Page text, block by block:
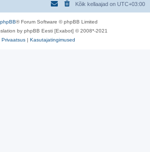
Kõik kellaajad on UTC+03:00
phpBB® Forum Software © phpBB Limited
by phpBB Eesti [Exabot] © 2008*-2021
Privaatsus | Kasutajatingimused